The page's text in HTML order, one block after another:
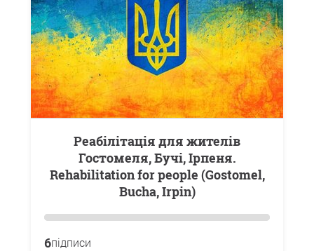
Реабілітація для жителів
Гостомеля, Бучі, Ірпеня.
Rehabilitation for people (Gostomel,
Bucha, Irpіn)
6підписи